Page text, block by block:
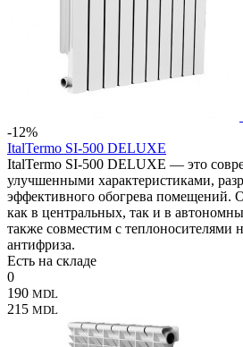
-12%
ItalTermo SI-500 DELUXE
ItalTermo SI-500 DELUXE — это
улучшенными характеристиками,
эффективного обогрева помещений.
как в центральных, так и в
также совместим с теплоносителями
антифриза.
Есть на складе
0
190 MDL
215 MDL